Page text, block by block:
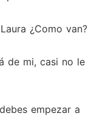
¿Como van?
de mi, casi no le
empezar a